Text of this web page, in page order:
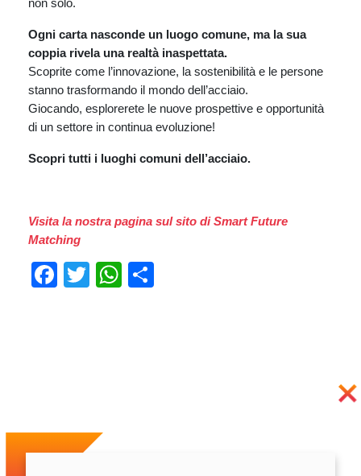
non solo.
Ogni carta nasconde un luogo comune, ma la sua
coppia rivela una realtà inaspettata.
Scoprite come l’innovazione, la sostenibilità e le persone
stanno trasformando il mondo dell’acciaio.
Giocando, esplorerete le nuove prospettive e opportunità
di un settore in continua evoluzione!
Scopri tutti i luoghi comuni dell’acciaio.
Visita la nostra pagina sul sito di Smart Future
Matching
Facebook
TwitterWhatsApp